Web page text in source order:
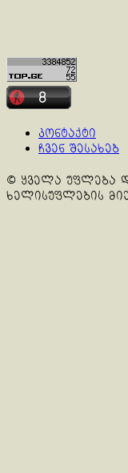
კონტაქტი
ჩვენ შესახებ
© ყველა უფლება
ხელისუფლების